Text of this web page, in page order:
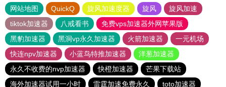
网站地图 QuickQ 旋风加速度器 旋风
旋风加速
tiktok加速器
八戒看书
免费vps加速器外网苹果版
黑豹加速器
黑洞vp永久加速器 火箭加速器
一元机场
快连npv加速器
小蓝鸟特推加速器
洋葱加速器
永久不收费的nvp加速器
快橙加速器
芒果下载站
海外加速器试用一小时
雷霆加速免费永久 toto加速器